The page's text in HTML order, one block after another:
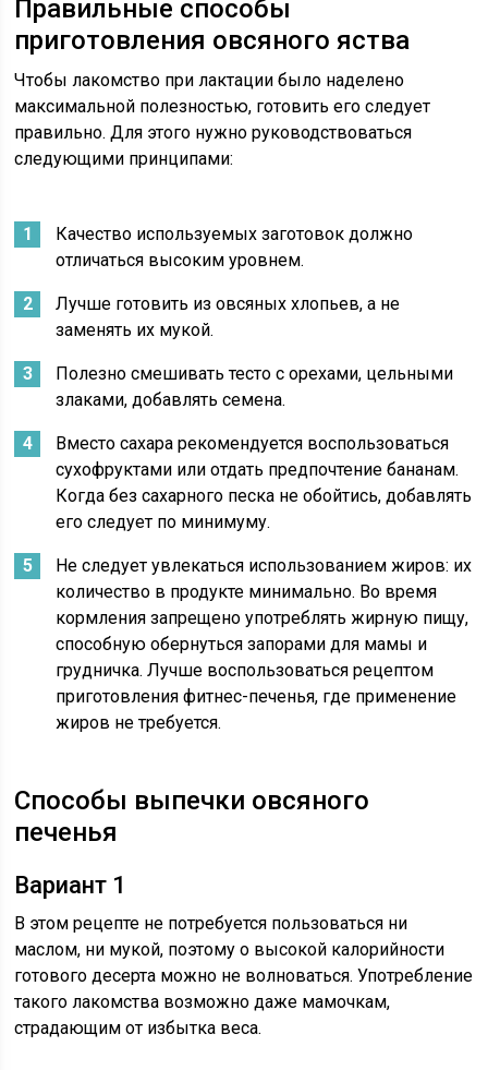
Правильные способы
приготовления овсяного яства
Чтобы лакомство при лактации было наделено
максимальной полезностью, готовить его следует
правильно. Для этого нужно руководствоваться
следующими принципами:
Качество используемых заготовок должно
отличаться высоким уровнем.
Лучше готовить из овсяных хлопьев, а не
заменять их мукой.
Полезно смешивать тесто с орехами, цельными
злаками, добавлять семена.
Вместо сахара рекомендуется воспользоваться
сухофруктами или отдать предпочтение бананам.
Когда без сахарного песка не обойтись, добавлять
его следует по минимуму.
Не следует увлекаться использованием жиров: их
количество в продукте минимально. Во время
кормления запрещено употреблять жирную пищу,
способную обернуться запорами для мамы и
грудничка. Лучше воспользоваться рецептом
приготовления фитнес-печенья, где применение
жиров не требуется.
Способы выпечки овсяного
печенья
Вариант 1
В этом рецепте не потребуется пользоваться ни
маслом, ни мукой, поэтому о высокой калорийности
готового десерта можно не волноваться. Употребление
такого лакомства возможно даже мамочкам,
страдающим от избытка веса.